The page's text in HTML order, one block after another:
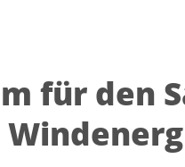
für den